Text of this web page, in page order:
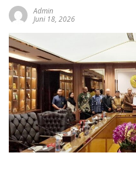
Admin
Juni 18, 2026